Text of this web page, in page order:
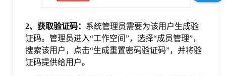
2、获取验证码： 系统管理员需要为该用户生成验
证码。管理员进入“工作空间”，选择“成员管理”，
搜索该用户，点击“生成重置密码验证码”，并将验
证码提供给用户。